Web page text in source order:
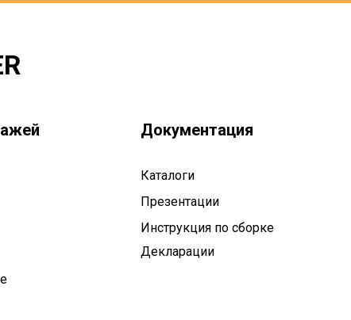
Каталоги
Инструкция по сборке
Декларации
Презентации
Документация